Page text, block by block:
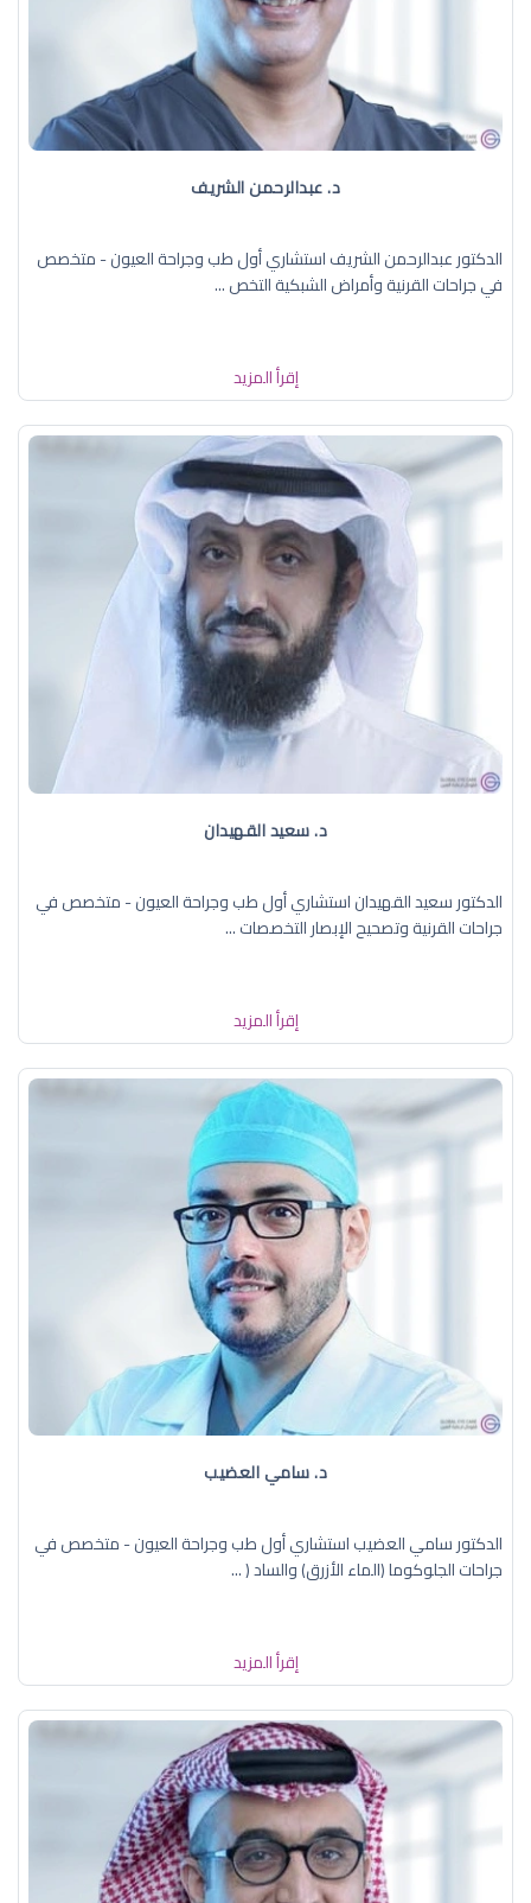
د. عبدالرحمن الشريف
الدكتور عبدالرحمن الشريف استشاري أول طب وجراحة العيون - متخصص
في جراحات القرنية وأمراض الشبكية التخص ...
إقرأ المزيد
د. سعيد القهيدان
الدكتور سعيد القهيدان استشاري أول طب وجراحة العيون - متخصص في
جراحات القرنية وتصحيح الإبصار التخصصات ...
إقرأ المزيد
د. سامي العضيب
الدكتور سامي العضيب استشاري أول طب وجراحة العيون - متخصص في
جراحات الجلوكوما (الماء الأزرق) والساد ( ...
إقرأ المزيد